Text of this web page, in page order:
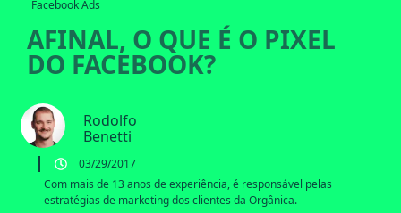
Facebook Ads
AFINAL, O QUE É O PIXEL
DO FACEBOOK?
Rodolfo
Benetti
03/29/2017
Com mais de 13 anos de experiência, é responsável pelas
estratégias de marketing dos clientes da Orgânica.